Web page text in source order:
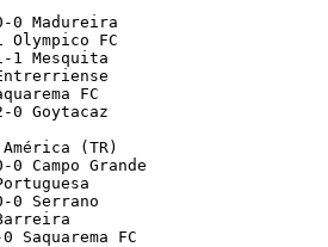
0 Madureira
Olympico FC
1 Mesquita
FC
0 Goytacaz
(TR)
Campo Grande
0 Serrano
Saquarema FC